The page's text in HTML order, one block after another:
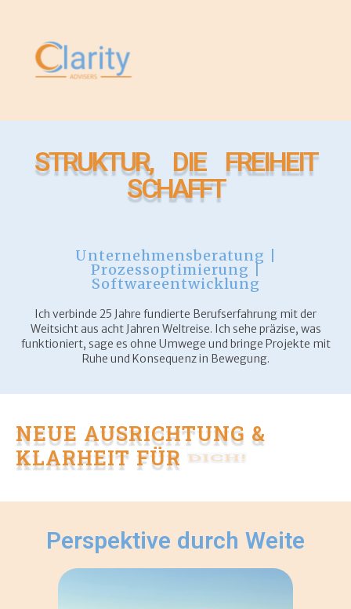
STRUKTUR, DIE FREIHEIT
SCHAFFT
Unternehmensberatung |
Prozessoptimierung |
Softwareentwicklung
Ich verbinde 25 Jahre fundierte Berufserfahrung mit der
Weitsicht aus acht Jahren Weltreise. Ich sehe präzise, was
funktioniert, sage es ohne Umwege und bringe Projekte mit
Ruhe und Konsequenz in Bewegung.
NEUE AUSRICHTUNG &
KLARHEIT FÜR DICH!
Perspektive durch Weite